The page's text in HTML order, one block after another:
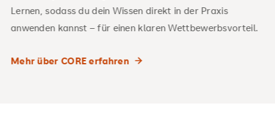
Lernen, sodass du dein Wissen direkt in der Praxis
anwenden kannst – für einen klaren Wettbewerbsvorteil.
Mehr über CORE erfahren